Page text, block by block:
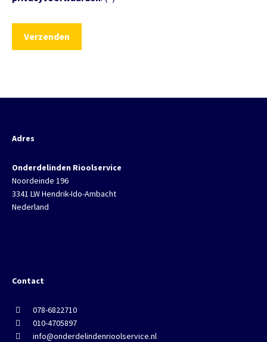
Adres
Onderdelinden Rioolservice
Noordeinde 196
3341 LW Hendrik-Ido-Ambacht
Nederland
Contact
078-6822710
010-4705897
info@onderdelindenrioolservice.nl